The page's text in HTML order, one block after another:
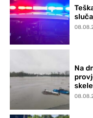
Na